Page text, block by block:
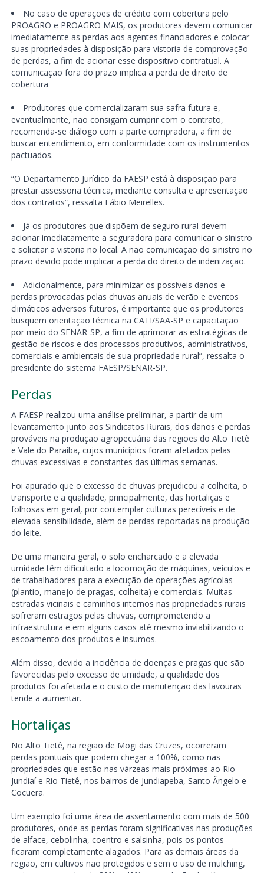
No caso de operações de crédito com cobertura pelo
PROAGRO e PROAGRO MAIS, os produtores devem comunicar
imediatamente as perdas aos agentes financiadores e colocar
suas propriedades à disposição para vistoria de comprovação
de perdas, a fim de acionar esse dispositivo contratual. A
comunicação fora do prazo implica a perda de direito de
cobertura
Produtores que comercializaram sua safra futura e,
eventualmente, não consigam cumprir com o contrato,
recomenda-se diálogo com a parte compradora, a fim de
buscar entendimento, em conformidade com os instrumentos
pactuados.
“O Departamento Jurídico da FAESP está à disposição para
prestar assessoria técnica, mediante consulta e apresentação
dos contratos”, ressalta Fábio Meirelles.
Já os produtores que dispõem de seguro rural devem
acionar imediatamente a seguradora para comunicar o sinistro
e solicitar a vistoria no local. A não comunicação do sinistro no
prazo devido pode implicar a perda do direito de indenização.
Adicionalmente, para minimizar os possíveis danos e
perdas provocadas pelas chuvas anuais de verão e eventos
climáticos adversos futuros, é importante que os produtores
busquem orientação técnica na CATI/SAA-SP e capacitação
por meio do SENAR-SP, a fim de aprimorar as estratégicas de
gestão de riscos e dos processos produtivos, administrativos,
comerciais e ambientais de sua propriedade rural”, ressalta o
presidente do sistema FAESP/SENAR-SP.
Perdas
A FAESP realizou uma análise preliminar, a partir de um
levantamento junto aos Sindicatos Rurais, dos danos e perdas
prováveis na produção agropecuária das regiões do Alto Tietê
e Vale do Paraíba, cujos municípios foram afetados pelas
chuvas excessivas e constantes das últimas semanas.
Foi apurado que o excesso de chuvas prejudicou a colheita, o
transporte e a qualidade, principalmente, das hortaliças e
folhosas em geral, por contemplar culturas perecíveis e de
elevada sensibilidade, além de perdas reportadas na produção
do leite.
De uma maneira geral, o solo encharcado e a elevada
umidade têm dificultado a locomoção de máquinas, veículos e
de trabalhadores para a execução de operações agrícolas
(plantio, manejo de pragas, colheita) e comerciais. Muitas
estradas vicinais e caminhos internos nas propriedades rurais
sofreram estragos pelas chuvas, comprometendo a
infraestrutura e em alguns casos até mesmo inviabilizando o
escoamento dos produtos e insumos.
Além disso, devido a incidência de doenças e pragas que são
favorecidas pelo excesso de umidade, a qualidade dos
produtos foi afetada e o custo de manutenção das lavouras
tende a aumentar.
Hortaliças
No Alto Tietê, na região de Mogi das Cruzes, ocorreram
perdas pontuais que podem chegar a 100%, como nas
propriedades que estão nas várzeas mais próximas ao Rio
Jundiaí e Rio Tietê, nos bairros de Jundiapeba, Santo Ângelo e
Cocuera.
Um exemplo foi uma área de assentamento com mais de 500
produtores, onde as perdas foram significativas nas produções
de alface, cebolinha, coentro e salsinha, pois os pontos
ficaram completamente alagados. Para as demais áreas da
região, em cultivos não protegidos e sem o uso de mulching,